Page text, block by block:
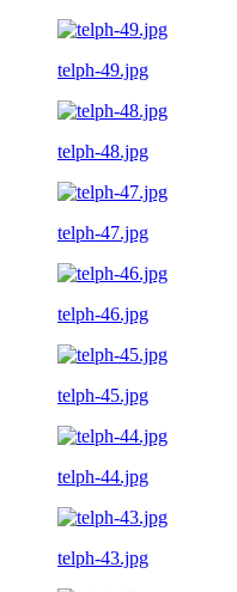
telph-49.jpg
telph-48.jpg
telph-47.jpg
telph-46.jpg
telph-45.jpg
telph-44.jpg
telph-43.jpg